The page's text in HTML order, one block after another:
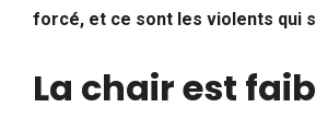
forcé, et ce sont les violents qui
La chair est